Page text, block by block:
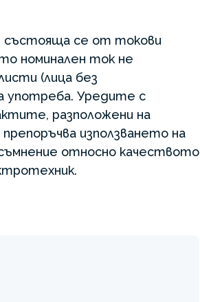
състояща се от токови
номинален ток не
(лица без
употреба. Уредите с
разположени на
използването на
относно качеството